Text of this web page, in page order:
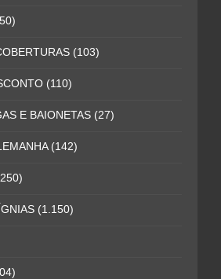
(103)
(110)
E BAIONETAS (27)
(142)
(1.150)